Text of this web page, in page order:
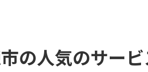
の人気のサー